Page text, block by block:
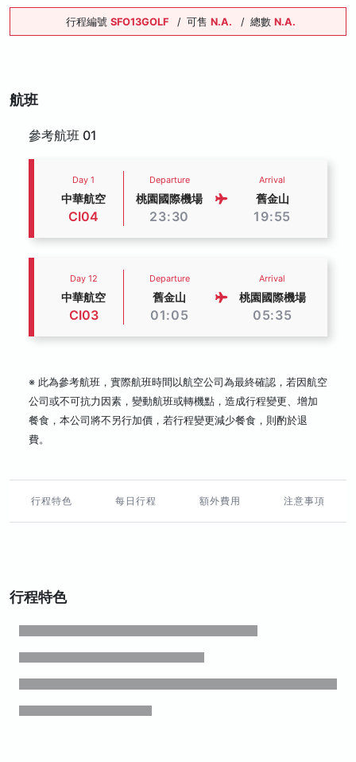
行程編號 SFO13GOLF / 可售 N.A. / 總數 N.A.
航班
參考航班 01
Day 1
中華航空
CI04
Departure
桃園國際機場
23:30
Arrival
舊金山
19:55
Day 12
中華航空
CI03
Departure
舊金山
01:05
Arrival
桃園國際機場
05:35
※ 此為參考航班，實際航班時間以航空公司為最終確認，若因航空
公司或不可抗力因素，變動航班或轉機點，造成行程變更、增加
餐食，本公司將不另行加價，若行程變更減少餐食，則酌於退
費。
行程特色 每日行程 額外費用 注意事項
行程特色